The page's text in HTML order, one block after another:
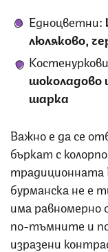
Едноцветни:
люляково,
шоколадово
шарка
Важно е да се
бъркат с
традиционната
бурманска не е
има равномерно
по-тъмните и
изразени